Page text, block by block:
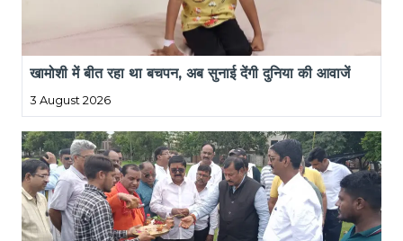
खामोशी में बीत रहा था बचपन, अब सुनाई देंगी दुनिया की आवाजें
3 August 2026